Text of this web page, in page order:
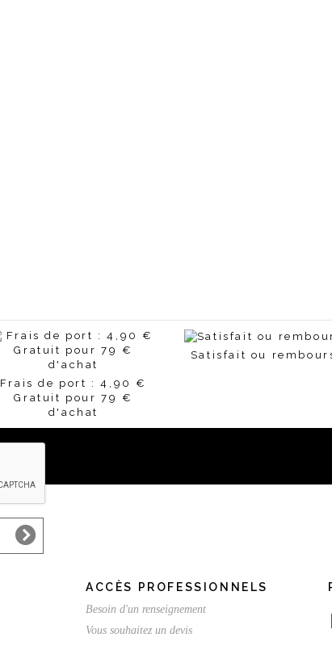
Frais de port : 4,90 €
Gratuit pour 79 €
d'achat
Satisfait ou
ACCÈS PROFESSIONNELS
Besoin d'un renseignement
Vous souhaitez un devis